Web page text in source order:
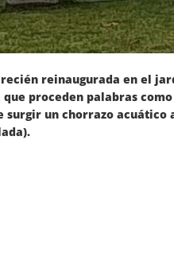
reinaugurada en el
proceden palabras
un chorrazo acuático